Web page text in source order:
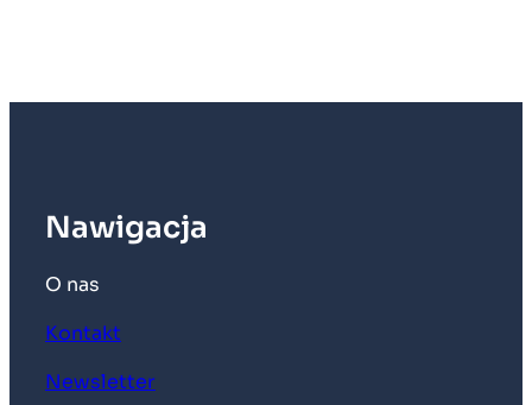
Nawigacja
O nas
Kontakt
Newsletter